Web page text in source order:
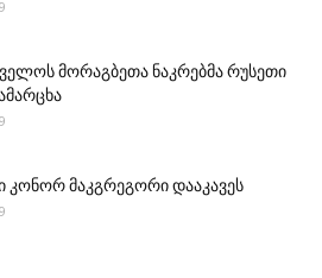
მორაგბეთა ნაკრებმა რუსეთი
კონორ მაკგრეგორი დააკავეს